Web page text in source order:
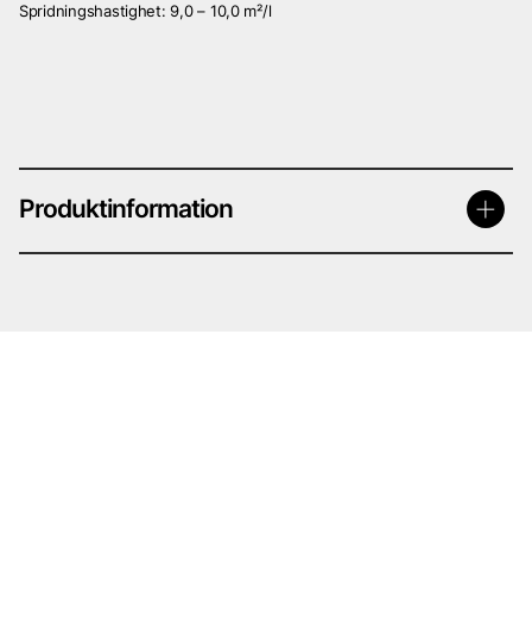
Spridningshastighet: 9,0 – 10,0 m²/l
Produktinformation